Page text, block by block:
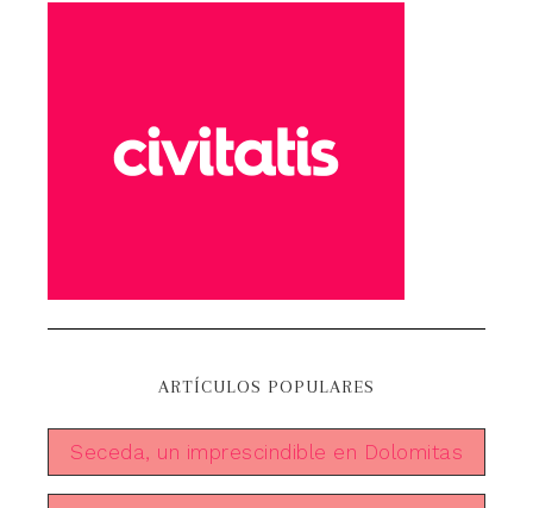
ARTÍCULOS POPULARES
Seceda, un imprescindible en Dolomitas